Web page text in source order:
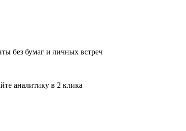
без бумаг и личных встреч
аналитику в 2 клика